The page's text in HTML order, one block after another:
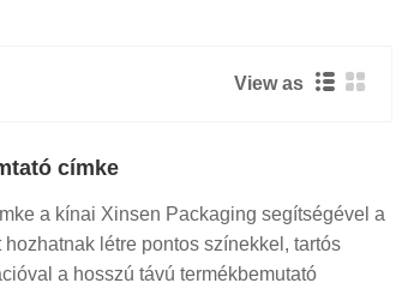
View as
címke
a kínai Xinsen Packaging segítségével a
létre pontos színekkel, tartós
a hosszú távú termékbemutató